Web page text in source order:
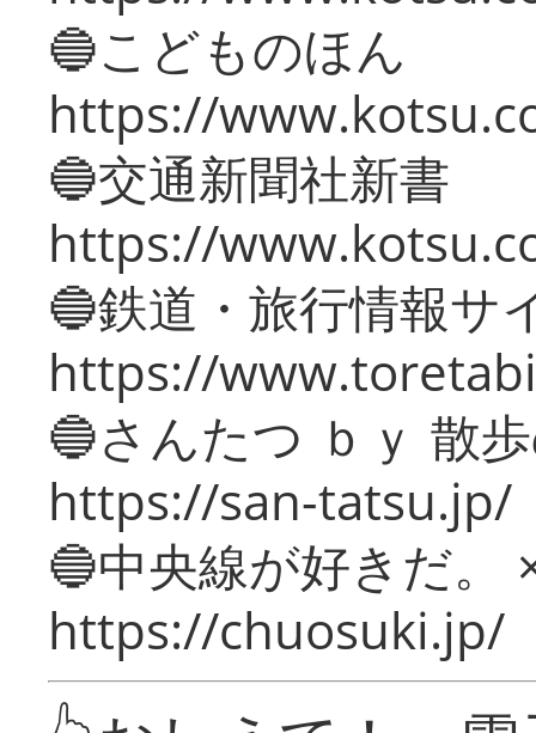
🔵こどものほん
https://
🔵交通新聞社新書
https://
🔵鉄道・旅行情報サ
https://
🔵さんたつ ｂｙ 散
https://san-tatsu.jp/
🔵中央線が好きだ。
https://chuosuki.jp/